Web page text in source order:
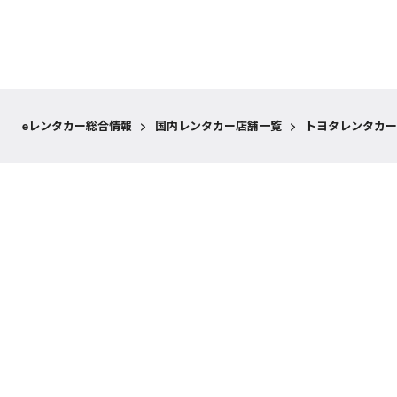
eレンタカー総合情報 > 国内レンタカー店舗一覧 > トヨタレンタカ